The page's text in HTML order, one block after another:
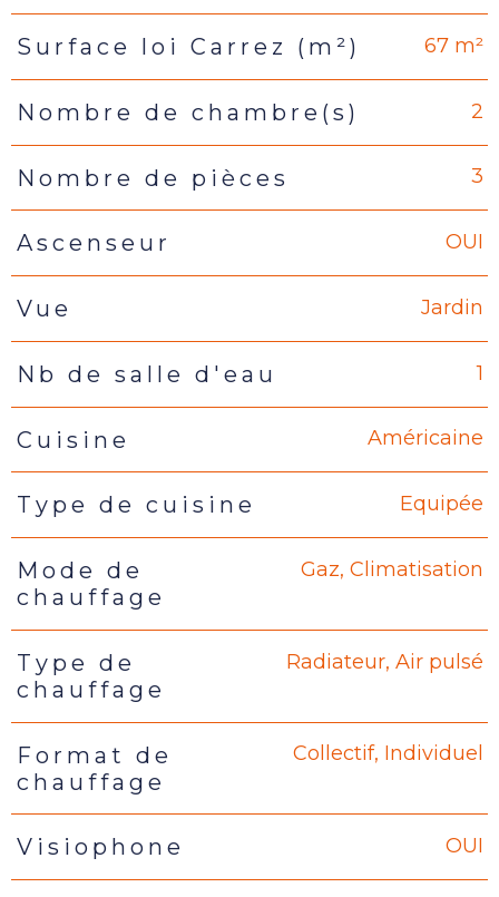
Surface loi Carrez (m²) 67 m²
Nombre de chambre(s) 2
Nombre de pièces 3
Ascenseur OUI
Vue Jardin
Nb de salle d'eau 1
Cuisine Américaine
Type de cuisine Equipée
Mode de
chauffage
Gaz, Climatisation
Type de
chauffage
Radiateur, Air pulsé
Format de
chauffage
Collectif, Individuel
Visiophone OUI